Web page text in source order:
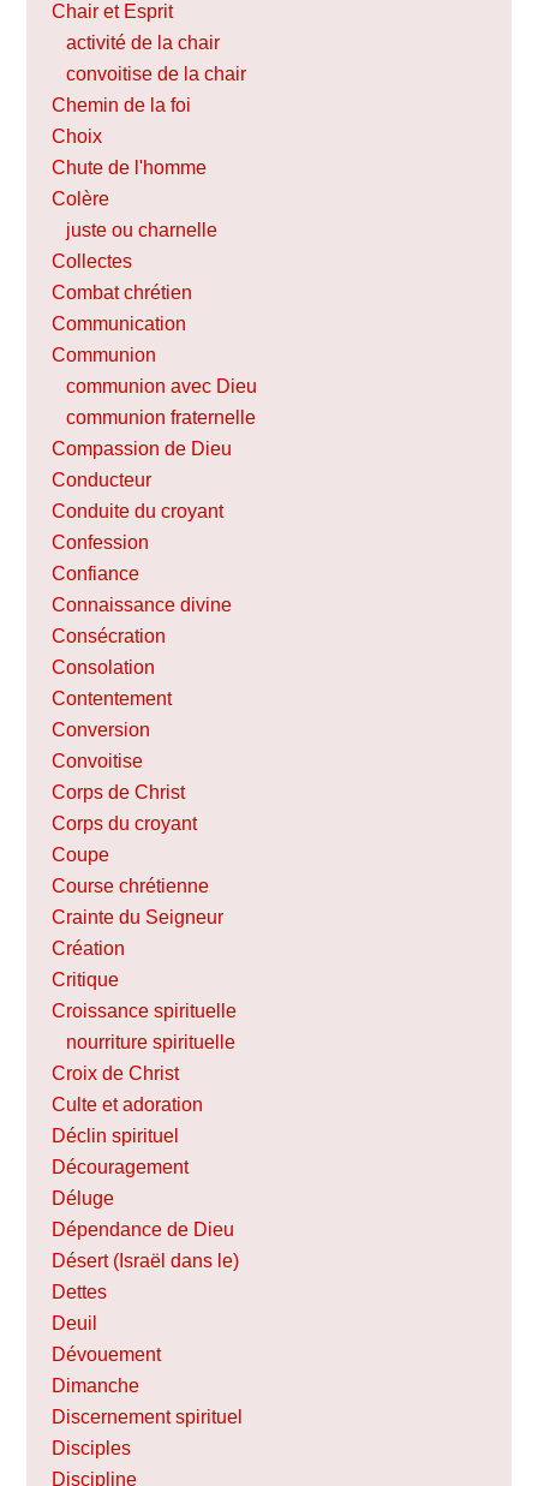
Chair et Esprit
activité de la chair
convoitise de la chair
Chemin de la foi
Choix
Chute de l'homme
Colère
juste ou charnelle
Collectes
Combat chrétien
Communication
Communion
communion avec Dieu
communion fraternelle
Compassion de Dieu
Conducteur
Conduite du croyant
Confession
Confiance
Connaissance divine
Consécration
Consolation
Contentement
Conversion
Convoitise
Corps de Christ
Corps du croyant
Coupe
Course chrétienne
Crainte du Seigneur
Création
Critique
Croissance spirituelle
nourriture spirituelle
Croix de Christ
Culte et adoration
Déclin spirituel
Découragement
Déluge
Dépendance de Dieu
Désert (Israël dans le)
Dettes
Deuil
Dévouement
Dimanche
Discernement spirituel
Disciples
Discipline